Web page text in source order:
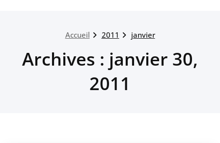
Accueil 2011 janvier
Archives : janvier 30,
2011